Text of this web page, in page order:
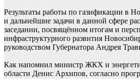
Результаты работы по газификации в
и дальнейшие задачи в данной сфере
заседании, посвящённом итогам и
инфраструктурного развития
руководством Губернатора Андрея
Как напомнил министр ЖКХ и
области Денис Архипов, согласно